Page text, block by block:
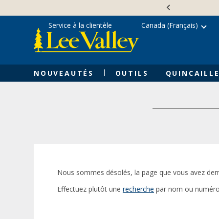
content
NOUVEAUTÉS OUTILS
Service à la clientèle Canada (Français)
Nous sommes désolés, la page que vous avez
Effectuez plutôt une recherche par nom ou